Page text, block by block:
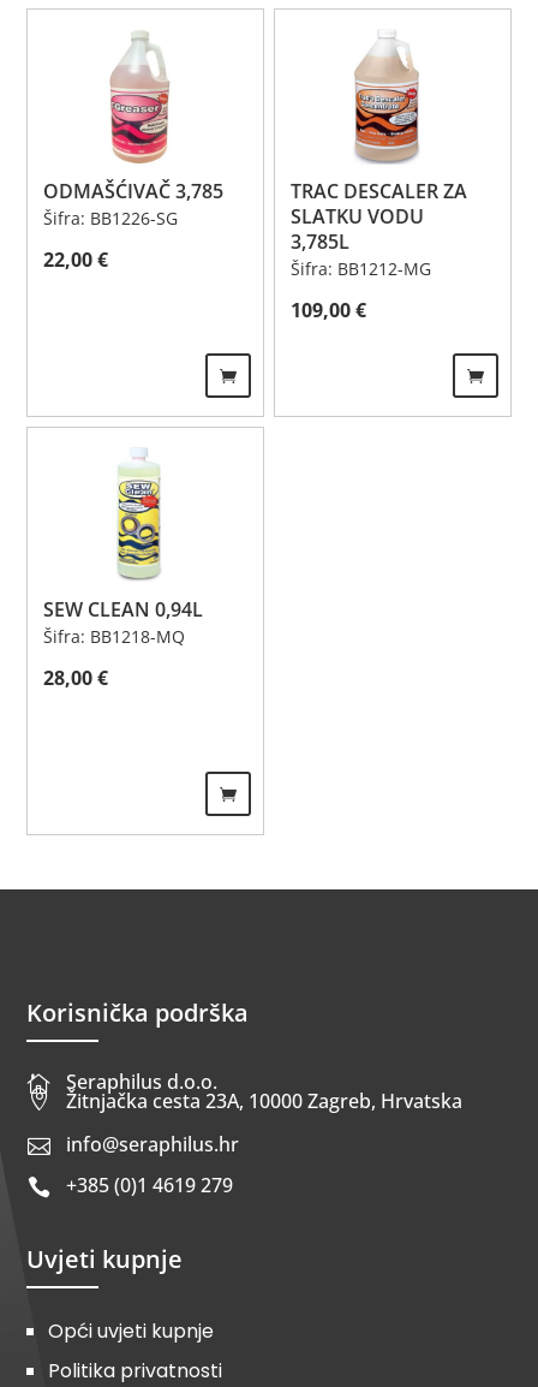
ODMAŠĆIVAČ 3,785
Šifra: BB1226-SG
22,00€
TRAC DESCALER ZA
SLATKU VODU
3,785L
Šifra: BB1212-MG
109,00€
SEW CLEAN 0,94L
Šifra: BB1218-MQ
28,00€
Korisnička podrška
 Seraphilus d.o.o.
 Žitnjačka cesta 23A, 10000 Zagreb, Hrvatska
 info@seraphilus.hr
 +385 (0)1 4619 279
Uvjeti kupnje
Opći uvjeti kupnje
Politika privatnosti